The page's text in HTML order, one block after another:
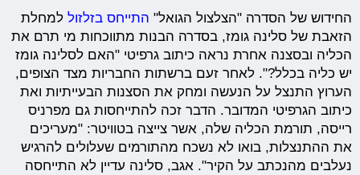
החידוש של הסדרה "הצלצול הגואל" התייחס בזלזול למחלת
הזאבת של סלינה גומז, בסדרה הבנות מתווכחות מי תרם את
הכליה ובסצנה אחרת נראה כיתוב גרפיטי "האם לסלינה גומז
יש כליה בכלל?". לאחר זעם ברשתות החבריות מצד הצופים,
הערוץ התנצל על הנעשה ומחק את הסצנות הבעייתיות ואת
כיתוב הגרפיטי המדובר. הדבר זכה להתייחסות גם מפרניס
רייסה, תורמת הכליה שלה, אשר צייצה בטוויטר: "מעריכים
את ההתנצלות, בואו לא נשכח מהתורמים שעלולים להרגיש
נעלבים מהנכתב על הקיר". אגב, סלינה עדיין לא התייחסה